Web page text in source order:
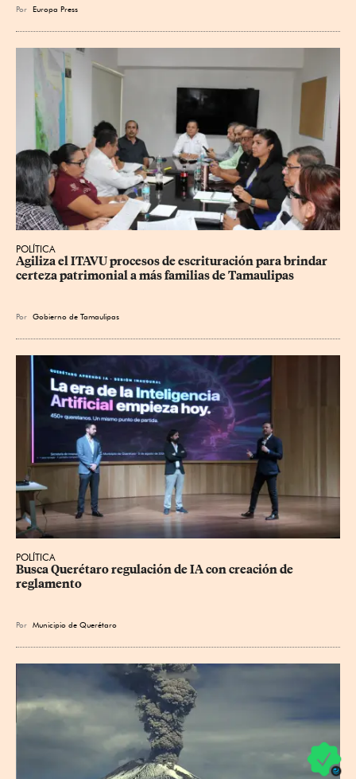
Por Europa Press
POLÍTICA
Agiliza el ITAVU procesos de escrituración para brindar
certeza patrimonial a más familias de Tamaulipas
Por Gobierno de Tamaulipas
POLÍTICA
Busca Querétaro regulación de IA con creación de
reglamento
Por Municipio de Querétaro